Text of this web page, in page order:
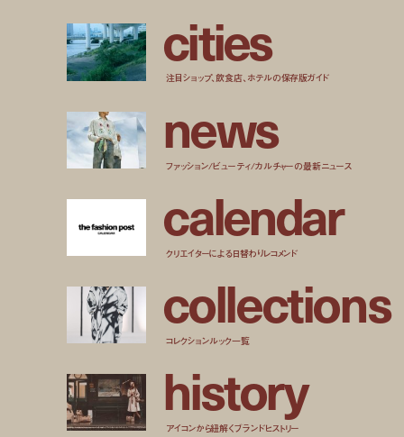
cities
注目ショップ、飲食店、ホテルの保存版ガイド
news
ファッション/ビューティ/カルチャーの最新ニュース
calendar
クリエイターによる日替わりレコメンド
collections
コレクションルック一覧
history
アイコンから紐解くブランドヒストリー